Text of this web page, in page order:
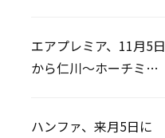
エアプレミア、11月5日
から仁川〜ホーチミン
ハンファ、来月5日に